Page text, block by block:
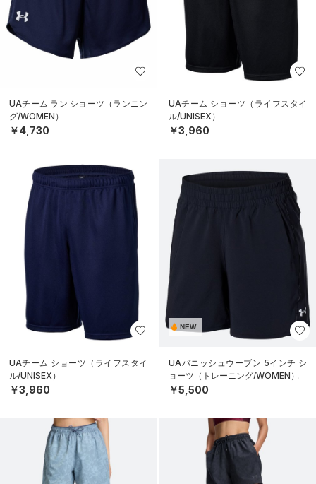
UAチーム ラン ショーツ（ランニン
グ/WOMEN）
￥4,730
UAチーム ショーツ（ライフスタイ
ル/UNISEX）
￥3,960
UAチーム ショーツ（ライフスタイ
ル/UNISEX）
￥3,960
NEW
UAバニッシュウーブン 5インチ シ
ョーツ（トレーニング/WOMEN）
￥5,500